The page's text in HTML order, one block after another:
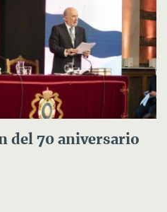
del 70 aniversario